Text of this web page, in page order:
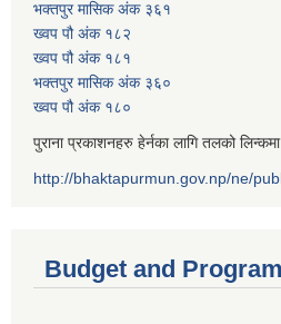
भक्तपुर मासिक अंक ३६१
ख्वप पौ अंक १८२
ख्वप पौ अंक १८१
भक्तपुर मासिक अंक ३६०
ख्वप पौ अंक १८०
पुराना प्रकाशनहरु हेर्नका लागि तलको
http://bhaktapurmun.gov.np/ne/
Budget and Program